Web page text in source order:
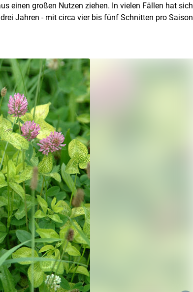
einen großen Nutzen ziehen. In vielen Fällen hat sich
Jahren - mit circa vier bis fünf Schnitten pro Saison